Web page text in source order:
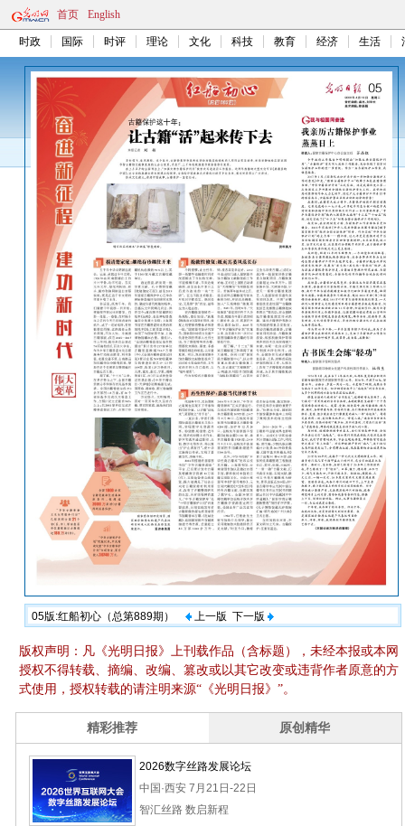
首页 English
时政 国际 时评 理论 文化 科技 教育 经济 生活
05版:红船初心（总第889期） 上一版 下一版
版权声明：凡《光明日报》上刊载作品（含标题），未经本报或本网
授权不得转载、摘编、改编、篡改或以其它改变或违背作者原意的方
式使用，授权转载的请注明来源“《光明日报》”。